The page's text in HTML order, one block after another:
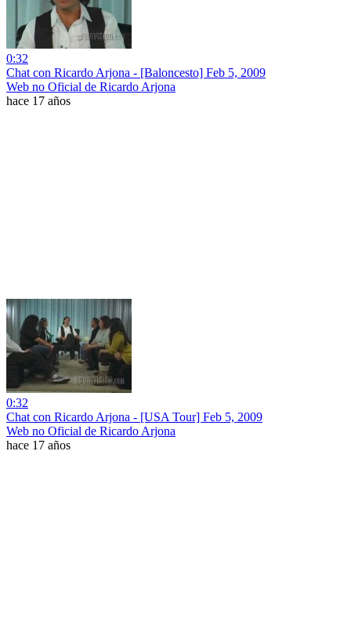
0:32
Chat con Ricardo Arjona - [Baloncesto] Feb 5, 2009
Web no Oficial de Ricardo Arjona
hace 17 años
0:32
Chat con Ricardo Arjona - [USA Tour] Feb 5, 2009
Web no Oficial de Ricardo Arjona
hace 17 años